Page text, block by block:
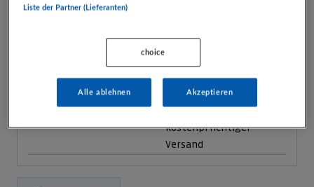
Verkaufspreis:
Artikelnummer:
28612
Abholfrist:
07.05.2027
kostenpflichtiger
Versand
Liste der Partner (Lieferanten)
choice
Alle ablehnen Akzeptieren